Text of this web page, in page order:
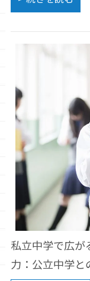
私立中学で広が
力：公立中学と